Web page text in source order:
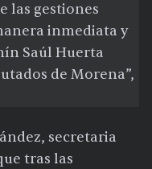
las gestiones
inmediata y
Saúl Huerta
de Morena”,
secretaria
tras las